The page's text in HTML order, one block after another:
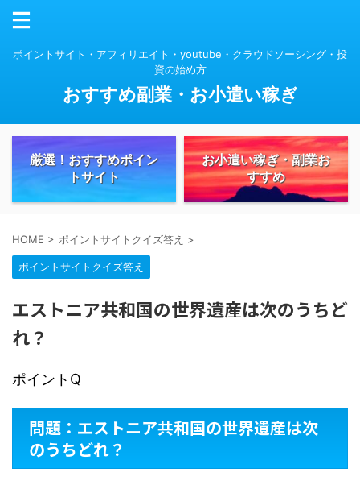
ポイントサイト・アフィリエイト・youtube・クラウドソーシング・投
資の始め方
おすすめ副業・お小遣い稼ぎ
厳選！おすすめポイン
トサイト
お小遣い稼ぎ・副業お
すすめ
HOME > ポイントサイトクイズ答え >
ポイントサイトクイズ答え
エストニア共和国の世界遺産は次のうちど
れ？
ポイントQ
問題：エストニア共和国の世界遺産は次
のうちどれ？